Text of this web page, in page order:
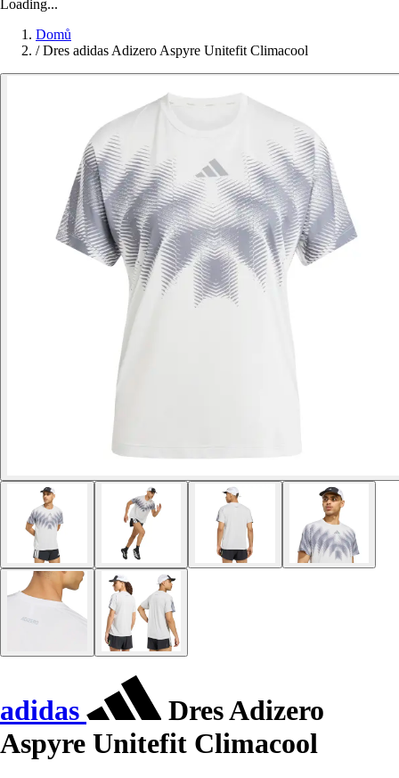
Loading...
Domů
/ Dres adidas Adizero Aspyre Unitefit Climacool
adidas
Dres Adizero
Aspyre Unitefit Climacool